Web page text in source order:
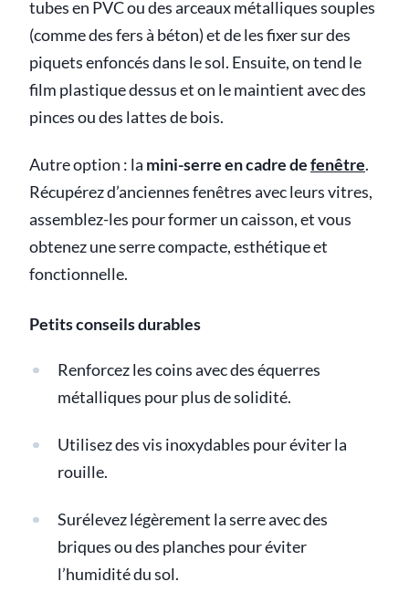
tubes en PVC ou des arceaux métalliques souples
(comme des fers à béton) et de les fixer sur des
piquets enfoncés dans le sol. Ensuite, on tend le
film plastique dessus et on le maintient avec des
pinces ou des lattes de bois.
Autre option : la mini-serre en cadre defenêtre.
Récupérez d’anciennes fenêtres avec leurs vitres,
assemblez-les pour former un caisson, et vous
obtenez une serre compacte, esthétique et
fonctionnelle.
Petits conseils durables
Renforcez les coins avec des équerres
métalliques pour plus de solidité.
Utilisez des vis inoxydables pour éviter la
rouille.
Surélevez légèrement la serre avec des
briques ou des planches pour éviter
l’humidité du sol.